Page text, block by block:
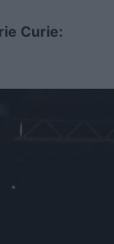
Curie: